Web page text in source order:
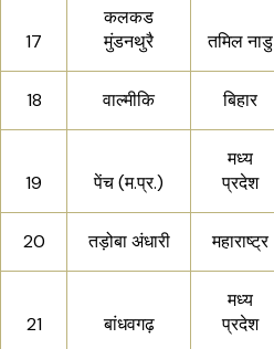
17
कलकड
मुंडनथुरै
तमिल नाडु
18 वाल्मीकि बिहार
19 पेंच (म.प्र.)
मध्य
प्रदेश
20 तड़ोबा अंधारी महाराष्ट्र
21 बांधवगढ़
मध्य
प्रदेश